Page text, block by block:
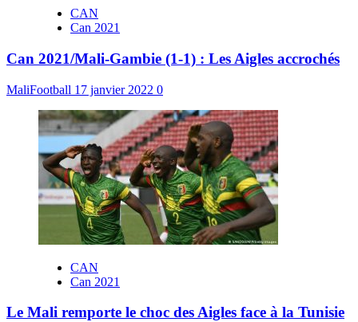
CAN
Can 2021
Can 2021/Mali-Gambie (1-1) : Les Aigles accrochés
MaliFootball 17 janvier 2022 0
CAN
Can 2021
Le Mali remporte le choc des Aigles face à la Tunisie